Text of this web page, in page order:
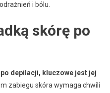
i bólu.
skórę po
depilacji, kluczowe jest jej
zabiegu skóra wymaga chwili